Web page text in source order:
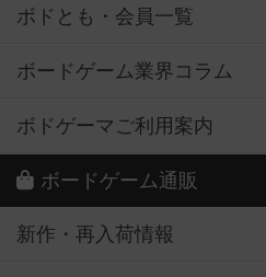
ボドとも・会員一覧
ボードゲーム業界コラム
ボドゲーマご利用案内
ボードゲーム通販
新作・再入荷情報